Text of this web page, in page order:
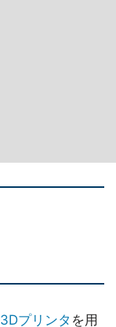
3Dプリンタ を用